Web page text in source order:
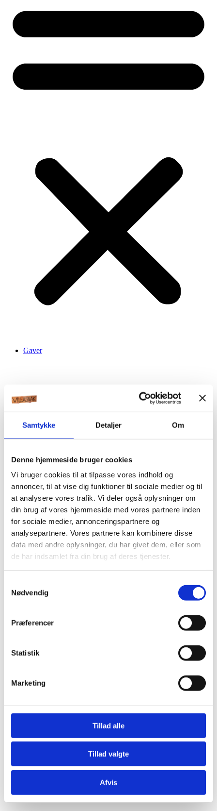
Samtykke Detaljer Om
Denne hjemmeside bruger cookies
Vi bruger cookies til at tilpasse vores indhold og
annoncer, til at vise dig funktioner til sociale medier og til
at analysere vores trafik. Vi deler også oplysninger om
din brug af vores hjemmeside med vores partnere inden
for sociale medier, annonceringspartnere og
analysepartnere. Vores partnere kan kombinere disse
data med andre oplysninger, du har givet dem, eller som
de har indsamlet fra din brug af deres tjenester.
Nødvendig
Præferencer
Statistik
Marketing
Tillad alle
Tillad valgte
Afvis
Gaver
Krystaller